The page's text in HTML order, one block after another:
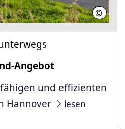
© ÜSTRA
Angebot
und effizienten
Hannover
lesen